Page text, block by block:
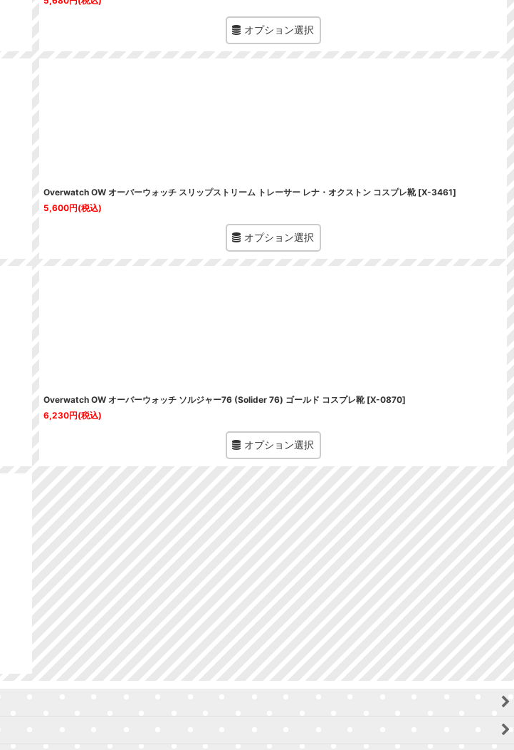
オプション選択
Overwatch OW オーバーウォッチ スリップストリーム トレーサー レナ・オクストン コスプレ靴 [X-3461]
5,600円(税込)
オプション選択
Overwatch OW オーバーウォッチ ソルジャー76 (Solider 76) ゴールド コスプレ靴 [X-0870]
6,230円(税込)
オプション選択